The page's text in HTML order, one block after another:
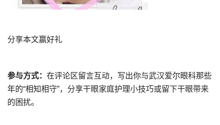
分享本文赢好礼
参与方式： 在评论区留言互动，写出你与武汉爱尔眼科那些
年的“相知相守”，分享干眼家庭护理小技巧或留下干眼带来
的困扰。